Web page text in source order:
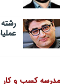
مدرسه کسب و کار